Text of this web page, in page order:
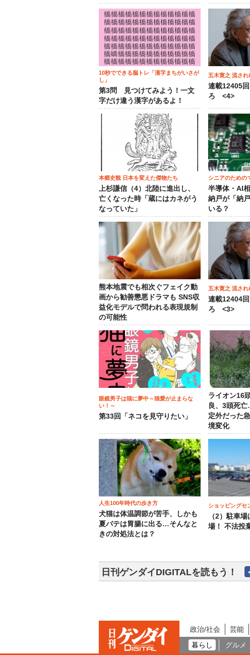
10秒でできる脳トレ「漢字まちがいさが
し」
第3問 見つけてみよう！一文
字だけ違う漢字があるよ！
五木寛之 流され
連載12405
ろ <4>
本郷史観 日本を変えた傑物たち
上杉謙信（4）北陸に進出し、
亡くなった時「蔵にはカネがう
なっていた」
シニアのための
半導体・AI
納戸が「納
いる？
熊本地震でも相次ぐフェイク動
画から勧善懲悪ドラマも SNS収
益化モデルで問われる表現規制
の可能性
五木寛之 流され
連載12404
ろ <3>
眼鏡男子は猫に夢中～猫愛が止まらな
い！～
第33回「ネコを見守りたい」
ライオン16
良、3頭死
定外だった
境変化
人生100年時代の歩き方
犬猫は体温調節が苦手、しかも
夏バテは胃腸に出る…そんなと
きの対処法とは？
ショッピングセ
（2）駐車
場！ 不法投
日刊ゲンダイDIGITALを読もう！
政治/社会 芸能
暮らし
グルメ